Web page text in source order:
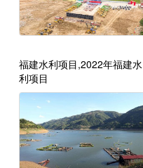
福建水利项目,2022年福建水
利项目